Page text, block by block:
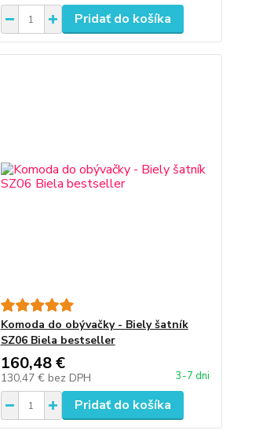
Pridať do košíka
Komoda do obývačky - Biely šatník
SZ06 Biela bestseller
160,48 €
130,47 € bez DPH 3-7 dni
Pridať do košíka